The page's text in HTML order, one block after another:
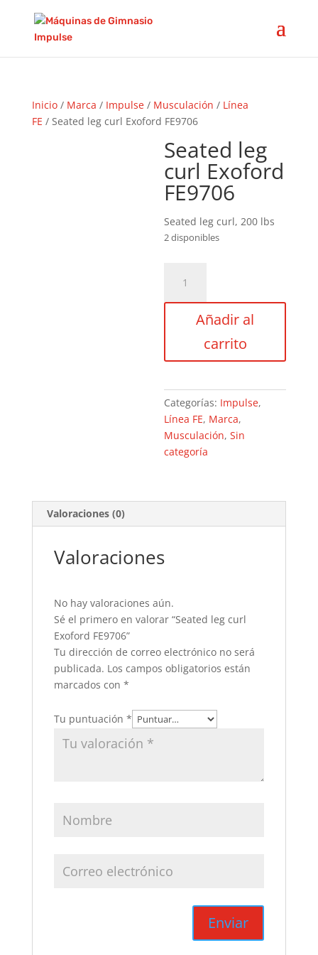
Inicio/ Marca / Impulse/ Musculación / Línea
FE / Seated leg curl Exoford FE9706
Seated leg
curl Exoford
FE9706
Seated leg curl, 200 lbs
2 disponibles
curl
Exoford
cantidad
Añadir al
carrito
Categorías: Impulse,
Línea FE, Marca,
Musculación,Sin
categoría
Valoraciones (0)
Valoraciones
No hay valoraciones aún.
Sé el primero en valorar “Seated leg curl
Exoford FE9706”
Tu dirección de correo electrónico no será
publicada. Los campos obligatorios están
marcados con *
Tu puntuación *